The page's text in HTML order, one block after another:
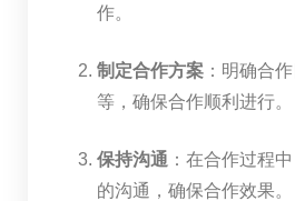
作。
制定合作方案：明确合
等，确保合作顺利进行。
保持沟通 ：在合作过程
的沟通，确保合作效果。